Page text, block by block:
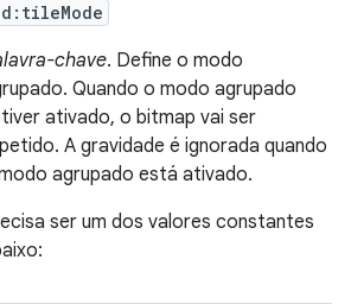
chave. Define o modo
Quando o modo agrupado
ativado, o bitmap vai ser
A gravidade é ignorada quando
agrupado está ativado.
ser um dos valores constantes